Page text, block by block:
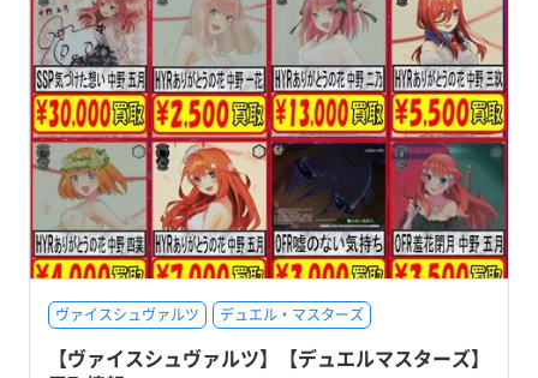
ヴァイスシュヴァルツ デュエル・マスターズ
【ヴァイスシュヴァルツ】【デュエルマスターズ】